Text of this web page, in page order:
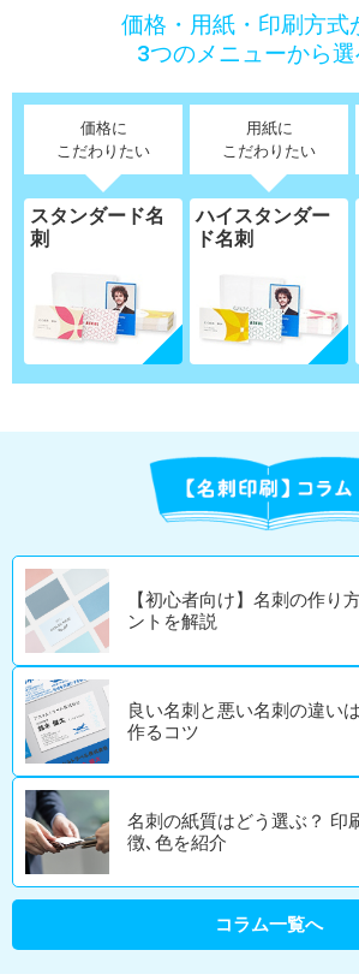
価格・用紙・印刷方式
3つのメニューから選
価格に
こだわりたい
スタンダード名
刺
用紙に
こだわりたい
ハイスタンダー
ド名刺
【初心者向け】名刺の作り
ントを解説
良い名刺と悪い名刺の違い
作るコツ
名刺の紙質はどう選ぶ？ 印
徴､色を紹介
コラム一覧へ